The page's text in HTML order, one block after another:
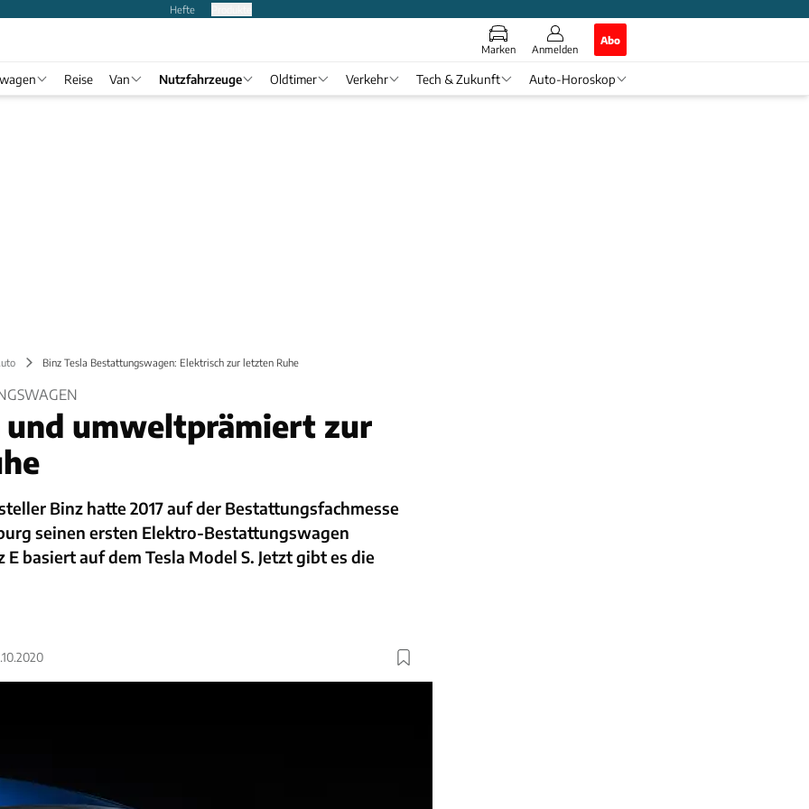
Hefte
Marken Anmelden
Abo
Reise Van Nutzfahrzeuge Oldtimer Verkehr Tech & Zukunft Auto-Horoskop
Binz Tesla Bestattungswagen: Elektrisch zur letzten Ruhe
und umweltprämiert zur
Binz hatte 2017 auf der Bestattungsfachmesse
seinen ersten Elektro-Bestattungswagen
basiert auf dem Tesla Model S. Jetzt gibt es die